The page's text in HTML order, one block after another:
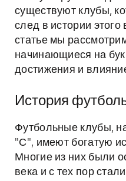
существуют клубы,
след в истории
статье мы
начинающиеся на
достижения и
История
Футбольные клубы,
"С", имеют богатую
Многие из них были
века и с тех пор